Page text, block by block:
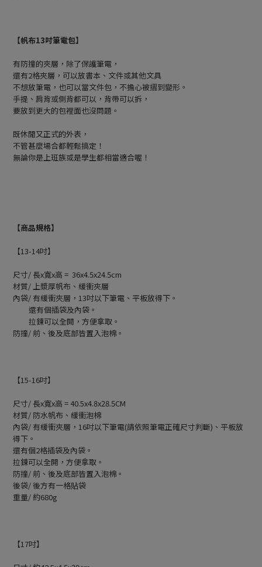
【帆布13吋筆電包】
有防撞的夾層，除了保護筆電，
還有2格夾層，可以放書本、文件或其他文具
不想放筆電，也可以當文件包，不擔心被摺到變形。
手提、肩背或側背都可以，背帶可以拆，
要放到更大的包裡面也沒問題。
既休閒又正式的外表，
不管甚麼場合都輕鬆搞定！
無論你是上班族或是學生都相當適合喔！
【商品規格】
【13-14吋】
尺寸/ 長x寬x高 = 36x4.5x24.5cm
材質/ 上漿厚帆布、緩衝夾層
內袋/ 有緩衝夾層，13吋以下筆電、平板放得下。
還有個插袋及內袋。
拉鍊可以全開，方便拿取。
防撞/ 前、後及底部皆置入泡棉。
【15-16吋】
尺寸/ 長x寬x高 = 40.5x4.8x28.5CM
材質/ 防水帆布、緩衝泡棉
內袋/ 有緩衝夾層，16吋以下筆電(請依照筆電正確尺寸判斷)、平板放
得下。
還有個2格插袋及內袋。
拉鍊可以全開，方便拿取。
防撞/ 前、後及底部皆置入泡棉。
後袋/ 後方有一格貼袋
重量/ 約680g
【17吋】